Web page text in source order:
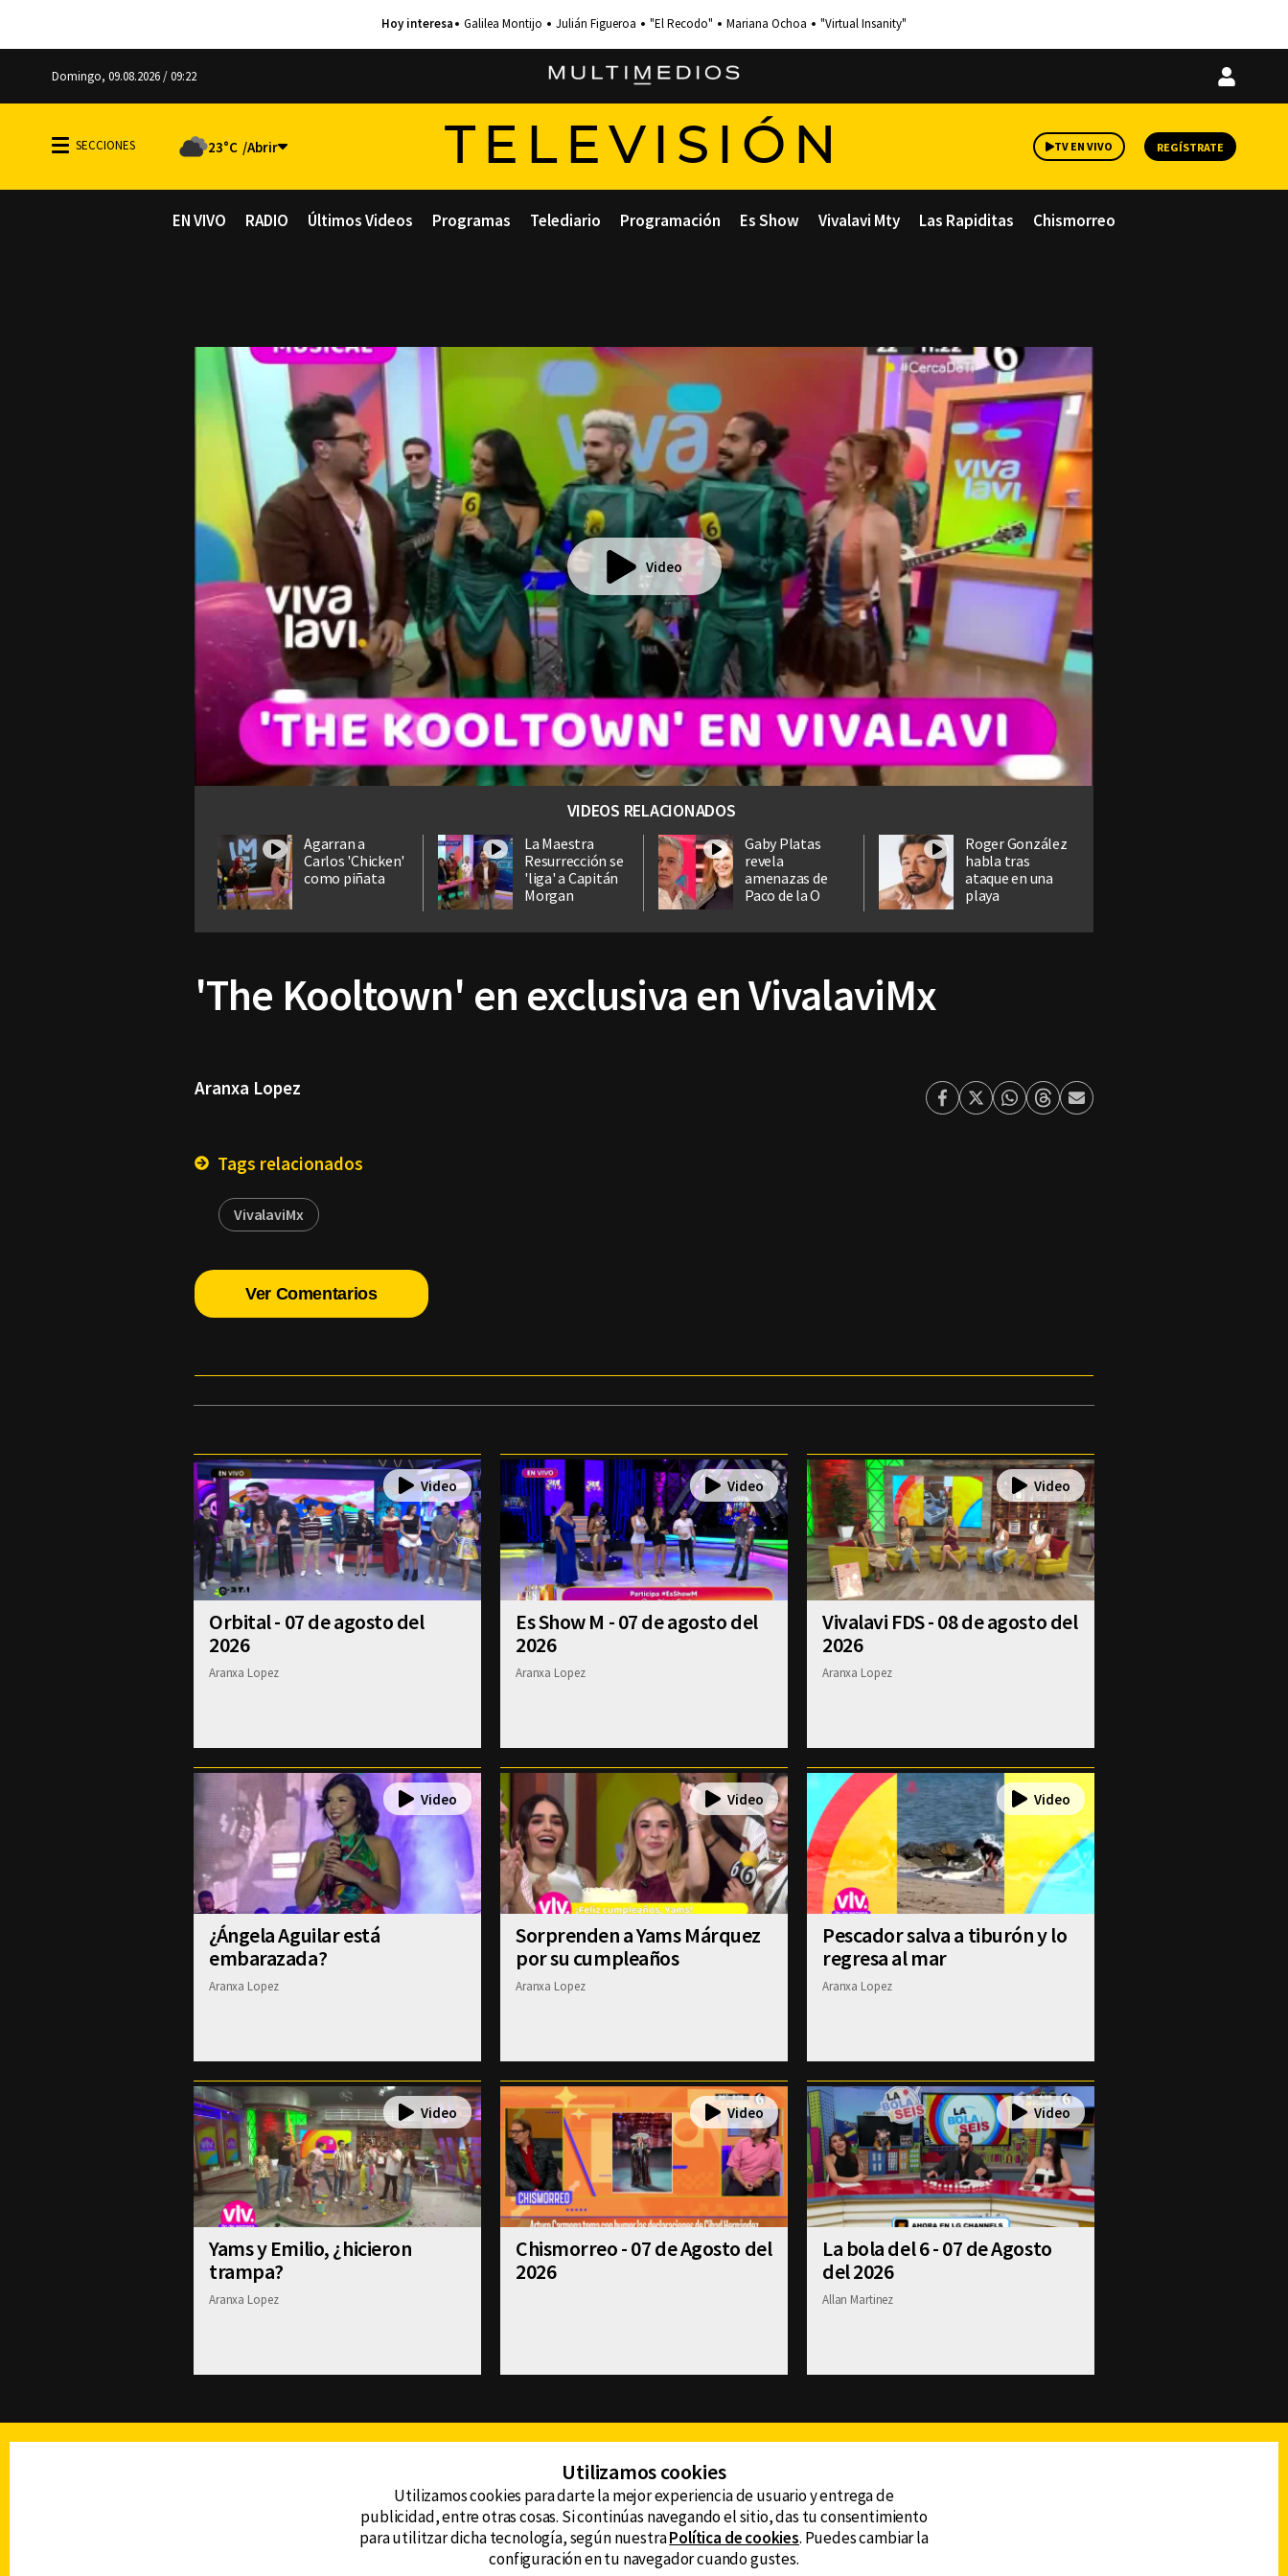
Galilea Montijo Julián Figueroa "El Recodo" Mariana Ochoa "Virtual Insanity"
Domingo, 09.08.2026 / 09:22
Iniciar
23°C TELEVISIÓN TV EN VIVO REGÍSTRATE
EN VIVO RADIO Últimos Videos Programas Telediario Programación Es Show Vivalavi Mty Las Rapiditas Chismorreo
Video
VIDEOS RELACIONADOS
Agarran a
Carlos 'Chicken'
como piñata
La Maestra
Resurrección se
'liga' a Capitán
Morgan
Gaby Platas
revela
amenazas de
Paco de la O
Roger González
habla tras
ataque en una
playa
'The Kooltown' en exclusiva en VivalaviMx
Aranxa Lopez
Facebook
TwitterWhatsapp
ThreadsEnviar
Tags relacionados
VivalaviMx
Ver Comentarios
Orbital - 07 de agosto del
2026
Aranxa Lopez
Es Show M - 07 de agosto del
2026
Aranxa Lopez
Vivalavi FDS - 08 de agosto del
2026
Aranxa Lopez
¿Ángela Aguilar está
embarazada?
Aranxa Lopez
Sorprenden a Yams Márquez
por su cumpleaños
Aranxa Lopez
Pescador salva a tiburón y lo
regresa al mar
Aranxa Lopez
Yams y Emilio, ¿hicieron
trampa?
Aranxa Lopez
Chismorreo - 07 de Agosto del
2026
La bola del 6 - 07 de Agosto
del 2026
Allan Martinez
DERECHOS RESERVADOS © CANAL 6 2026
Prohibida la reproducción total o parcial, incluyendo
CONTACTO
AVISO DE PRIVACIDAD
AVISO LEGAL
Utilizamos cookies
Utilizamos cookies para darte la mejor experiencia de usuario y entrega de
publicidad, entre otras cosas. Si continúas navegando el sitio, das tu consentimiento
para utilitzar dicha tecnología, según nuestraPolítica de cookies. Puedes cambiar la
configuración en tu navegador cuando gustes.